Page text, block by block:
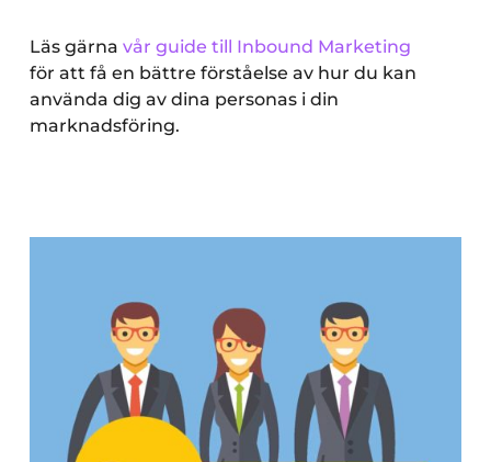
Läs gärnavår guide till Inbound Marketing
för att få en bättre förståelse av hur du kan
använda dig av dina personas i din
marknadsföring.